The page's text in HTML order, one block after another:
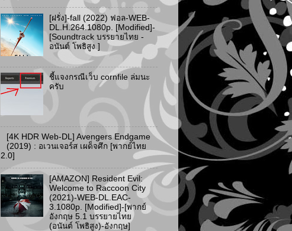
[ฝรั่ง]-fall (2022) ฟอล-WEB-
DL.H.264.1080p. [Modified]-
[Soundtrack บรรยายไทย -
อนันต์ โพธิสูง ]
ชี้แจงกรณีเว็บ cornfile ล่มนะ
ครับ
[4K HDR Web-DL] Avengers Endgame
(2019) : อเวนเจอร์ส เผด็จศึก [พากย์ไทย
2.0]
[AMAZON] Resident Evil:
Welcome to Raccoon City
(2021)-WEB-DL.EAC-
3.1080p. [Modified]-[พากย์
อังกฤษ 5.1 บรรยายไทย
(อนันต์ โพธิสูง)-อังกฤษ]